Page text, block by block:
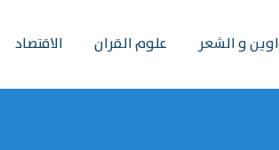
و الشعر علوم القران الاقتصاد